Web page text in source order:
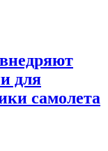
для
самолета